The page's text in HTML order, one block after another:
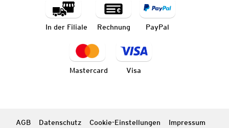
In der Filiale Rechnung PayPal
Mastercard Visa
AGB Datenschutz Cookie-Einstellungen
Impressum